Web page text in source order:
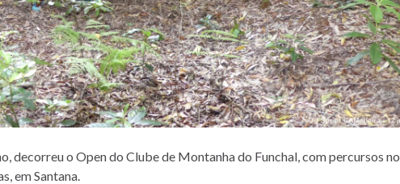
decorreu o Open do Clube de Montanha do Funchal, com percursos no
em Santana.